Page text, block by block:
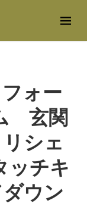
ォー
玄関
シェ
ッチキ
ウン